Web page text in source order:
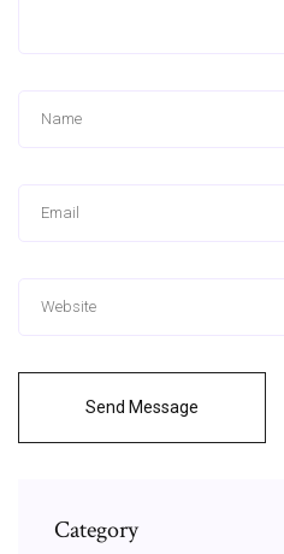
Send Message
Category